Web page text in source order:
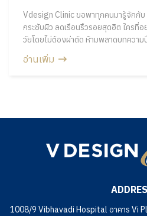
Vdesign Clinic ขอพาทุกคนมารู้จักกับ
กระชับผิว ลดเรือนริ้วรอยสุดฮิต ใครที่
วัยโดยไม่ต้องผ่าตัด ห้ามพลาดบทความ
อ่านเพิ่ม
1008/9 Vibhavadi Hospital อาคาร Vi